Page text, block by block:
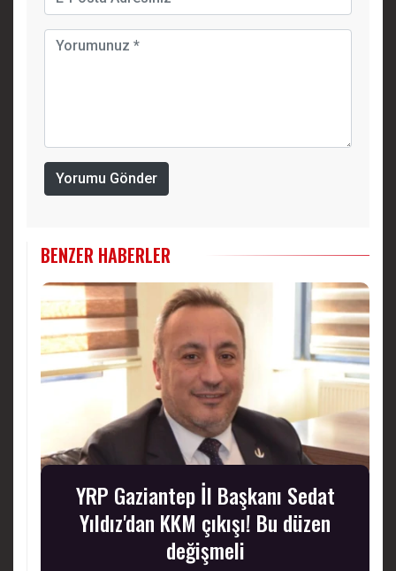
Yorumu Gönder
BENZER HABERLER
YRP Gaziantep İl Başkanı Sedat
Yıldız'dan KKM çıkışı! Bu düzen
değişmeli